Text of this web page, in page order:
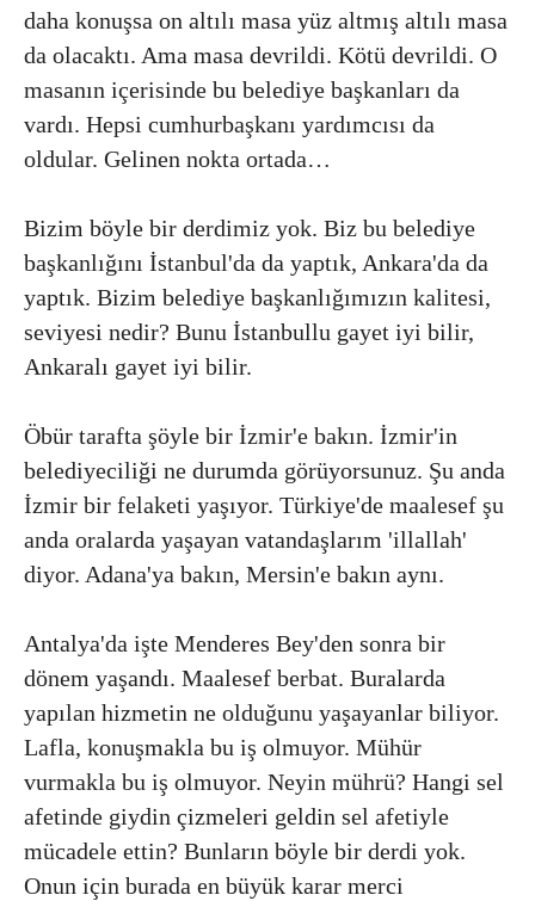
daha konuşsa on altılı masa yüz altmış altılı masa
da olacaktı. Ama masa devrildi. Kötü devrildi. O
masanın içerisinde bu belediye başkanları da
vardı. Hepsi cumhurbaşkanı yardımcısı da
oldular. Gelinen nokta ortada…
Bizim böyle bir derdimiz yok. Biz bu belediye
başkanlığını İstanbul'da da yaptık, Ankara'da da
yaptık. Bizim belediye başkanlığımızın kalitesi,
seviyesi nedir? Bunu İstanbullu gayet iyi bilir,
Ankaralı gayet iyi bilir.
Öbür tarafta şöyle bir İzmir'e bakın. İzmir'in
belediyeciliği ne durumda görüyorsunuz. Şu anda
İzmir bir felaketi yaşıyor. Türkiye'de maalesef şu
anda oralarda yaşayan vatandaşlarım 'illallah'
diyor. Adana'ya bakın, Mersin'e bakın aynı.
Antalya'da işte Menderes Bey'den sonra bir
dönem yaşandı. Maalesef berbat. Buralarda
yapılan hizmetin ne olduğunu yaşayanlar biliyor.
Lafla, konuşmakla bu iş olmuyor. Mühür
vurmakla bu iş olmuyor. Neyin mührü? Hangi sel
afetinde giydin çizmeleri geldin sel afetiyle
mücadele ettin? Bunların böyle bir derdi yok.
Onun için burada en büyük karar merci